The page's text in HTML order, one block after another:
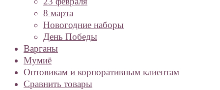
8 марта
Новогодние наборы
День Победы
Варганы
Мумиё
Оптовикам и корпоративным клиентам
Сравнить товары